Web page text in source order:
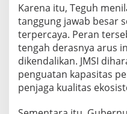
Karena itu, Teguh
tanggung jawab besar
terpercaya. Peran
tengah derasnya arus
dikendalikan. JMSI
penguatan kapasitas
penjaga kualitas